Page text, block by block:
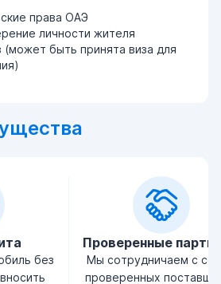
права ОАЭ
личности жителя
(может быть принята виза для
без
Проверенные
Мы сотрудничаем с
проверенных